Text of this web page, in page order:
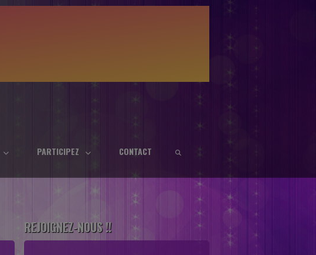
PARTICIPEZ CONTACT
REJOIGNEZ-NOUS !!